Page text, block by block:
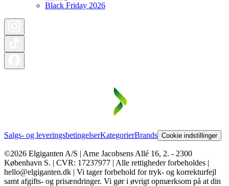
Black Friday 2026
Salgs- og leveringsbetingelserKategorierBrands Cookie indstillinger
©2026 Elgiganten A/S | Arne Jacobsens Allé 16, 2. - 2300
København S. | CVR: 17237977 | Alle rettigheder forbeholdes |
hello@elgiganten.dk | Vi tager forbehold for tryk- og korrekturfejl
samt afgifts- og prisændringer. Vi gør i øvrigt opmærksom på at din